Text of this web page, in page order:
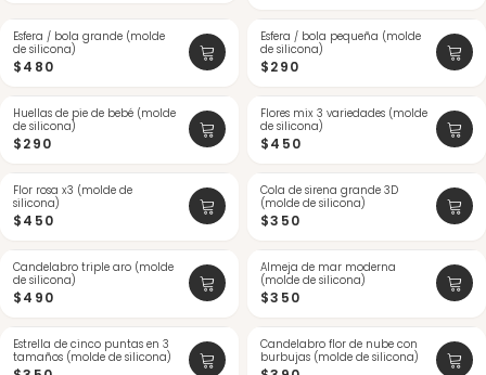
Esfera / bola grande (molde
de silicona)
$480
Esfera / bola pequeña (molde
de silicona)
$290
Huellas de pie de bebé (molde
de silicona)
$290
Flores mix 3 variedades (molde
de silicona)
$450
Flor rosa x3 (molde de
silicona)
$450
Cola de sirena grande 3D
(molde de silicona)
$350
Candelabro triple aro (molde
de silicona)
$490
Almeja de mar moderna
(molde de silicona)
$350
Estrella de cinco puntas en 3
tamaños (molde de silicona)
Candelabro flor de nube con
burbujas (molde de silicona)